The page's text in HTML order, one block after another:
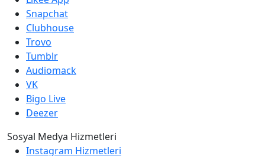
Snapchat
Clubhouse
Trovo
Tumblr
Audiomack
VK
Bigo Live
Deezer
Sosyal Medya Hizmetleri
Instagram Hizmetleri